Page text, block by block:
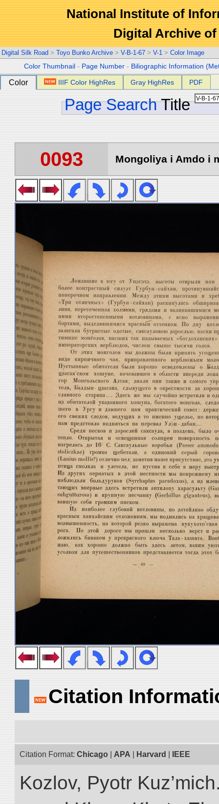
National Institute of
Digital Archive
Digital Silk Road > Toyo Bunko Archive > V-B-1-67 > V-1 > Color Image
Color Thumbnail - Page Number - Biliographic Information
Color IIIF Color HighRes Gray HighRes PDF
Page Search Title
0093 Mongoliya i Amdo i
Citation
Citation Format: Chicago APA Harvard IEEE
Kozlov, Pyotr